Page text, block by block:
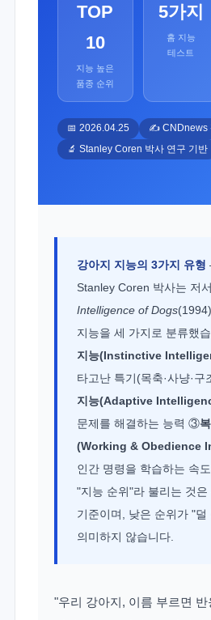
TOP
10
지능 높은
품종 순위
5가지
홈 지능
테스트
📅 2026.04.25 ✍️ CNDnews
🔬 Stanley Coren 박사 연구 기반
강아지 지능의 3가지 유형
Stanley Coren 박사는 저서
Intelligence of Dogs
지능을 세 가지로 분류했
지능(Instinctive
타고난 특기(목축·사냥·
지능(Adaptive
문제를 해결하는 능력 ③
(Working & Obedience
인간 명령을 학습하는 속
"지능 순위"라 불리는 것은
기준이며, 낮은 순위가 "덜
의미하지 않습니다.
"우리 강아지, 이름 부르면